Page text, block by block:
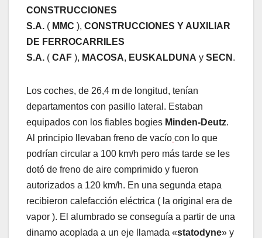
CONSTRUCCIONES
S.A. ( MMC ), CONSTRUCCIONES Y AUXILIAR
DE FERROCARRILES
S.A. ( CAF ), MACOSA, EUSKALDUNA y SECN .
Los coches, de 26,4 m de longitud, tenían
departamentos con pasillo lateral. Estaban
equipados con los fiables bogies Minden-Deutz.
Al principio llevaban freno de vacío con lo que
podrían circular a 100 km/h pero más tarde se les
dotó de freno de aire comprimido y fueron
autorizados a 120 km/h. En una segunda etapa
recibieron calefacción eléctrica ( la original era de
vapor ). El alumbrado se conseguía a partir de una
dinamo acoplada a un eje llamada «statodyne» y